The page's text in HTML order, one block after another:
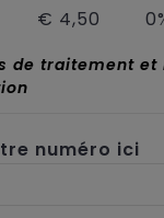
€ 4,50
numéro ici
de traitement et